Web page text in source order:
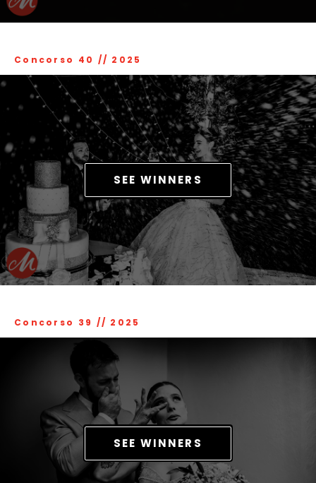
Concorso 40 // 2025
SEE WINNERS
Concorso 39 // 2025
SEE WINNERS